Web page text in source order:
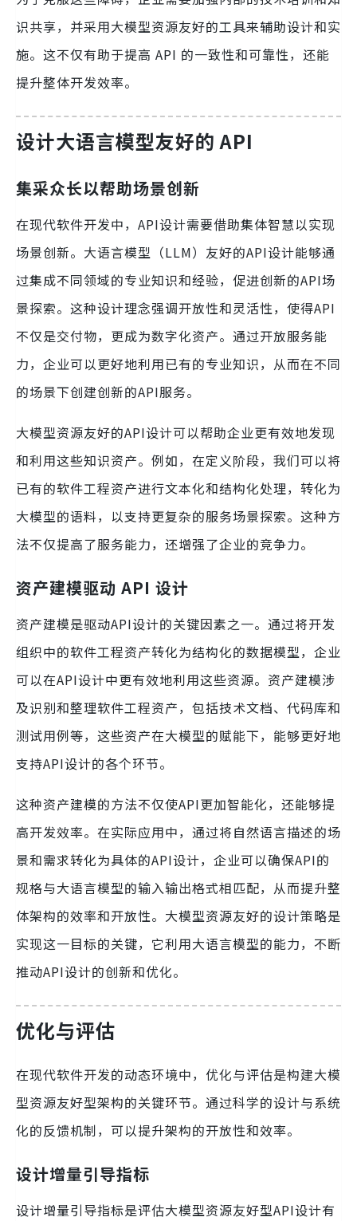
识共享，并采用大模型资源友好的工具来辅助设计和实
施。这不仅有助于提高 API 的一致性和可靠性，还能
提升整体开发效率。
设计大语言模型友好的 API
集采众长以帮助场景创新
在现代软件开发中，API设计需要借助集体智慧以实现
场景创新。大语言模型（LLM）友好的API设计能够通
过集成不同领域的专业知识和经验，促进创新的API场
景探索。这种设计理念强调开放性和灵活性，使得API
不仅是交付物，更成为数字化资产。通过开放服务能
力，企业可以更好地利用已有的专业知识，从而在不同
的场景下创建创新的API服务。
大模型资源友好的API设计可以帮助企业更有效地发现
和利用这些知识资产。例如，在定义阶段，我们可以将
已有的软件工程资产进行文本化和结构化处理，转化为
大模型的语料，以支持更复杂的服务场景探索。这种方
法不仅提高了服务能力，还增强了企业的竞争力。
资产建模驱动 API 设计
资产建模是驱动API设计的关键因素之一。通过将开发
组织中的软件工程资产转化为结构化的数据模型，企业
可以在API设计中更有效地利用这些资源。资产建模涉
及识别和整理软件工程资产，包括技术文档、代码库和
测试用例等，这些资产在大模型的赋能下，能够更好地
支持API设计的各个环节。
这种资产建模的方法不仅使API更加智能化，还能够提
高开发效率。在实际应用中，通过将自然语言描述的场
景和需求转化为具体的API设计，企业可以确保API的
规格与大语言模型的输入输出格式相匹配，从而提升整
体架构的效率和开放性。大模型资源友好的设计策略是
实现这一目标的关键，它利用大语言模型的能力，不断
推动API设计的创新和优化。
优化与评估
在现代软件开发的动态环境中，优化与评估是构建大模
型资源友好型架构的关键环节。通过科学的设计与系统
化的反馈机制，可以提升架构的开放性和效率。
设计增量引导指标
设计增量引导指标是评估大模型资源友好型API设计有